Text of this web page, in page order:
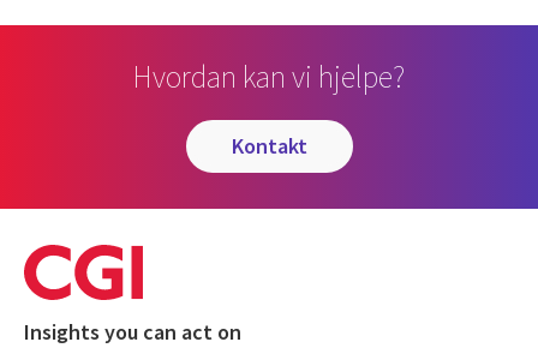
Hvordan kan vi hjelpe?
kontakt
Insights you can act on